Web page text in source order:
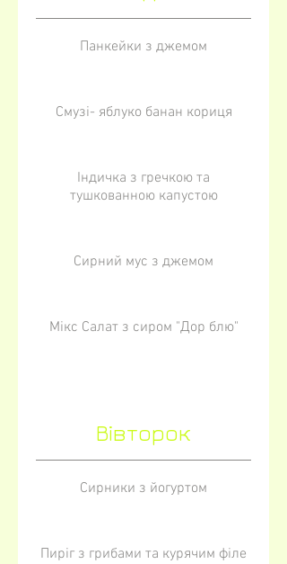
Панкейки з джемом
Смузі- яблуко банан кориця
Індичка з гречкою та
тушкованною капустою
Сирний мус з джемом
Мікс Салат з сиром "Дор блю"
Вівторок
Сирники з йогуртом
Пиріг з грибами та курячим філе